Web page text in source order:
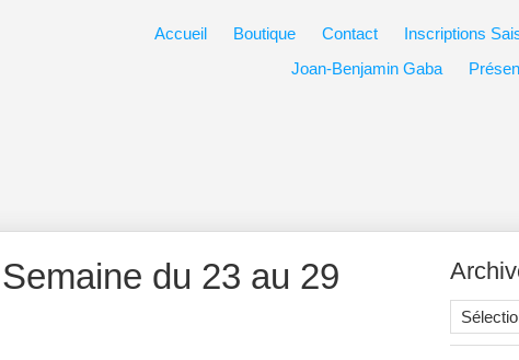
Accueil Boutique Contact Inscriptions
Joan-Benjamin Gaba
du 23 au 29
Archives